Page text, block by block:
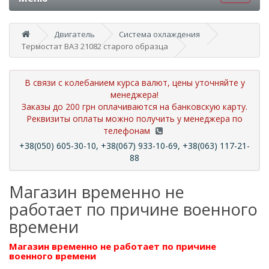
Двигатель
Система охлаждения
Термостат ВАЗ 21082 старого образца
В связи с колебанием курса валют, цены уточняйте у
менеджера!
Заказы до 200 грн оплачиваются на банковскую карту.
Реквизиты оплаты можно получить у менеджера по
телефонам
+38(050) 605-30-10, +38(067) 933-10-69, +38(063) 117-21-
88
Магазин временно не
работает по причине военного
времени
Магазин временно не работает по причине
военного времени